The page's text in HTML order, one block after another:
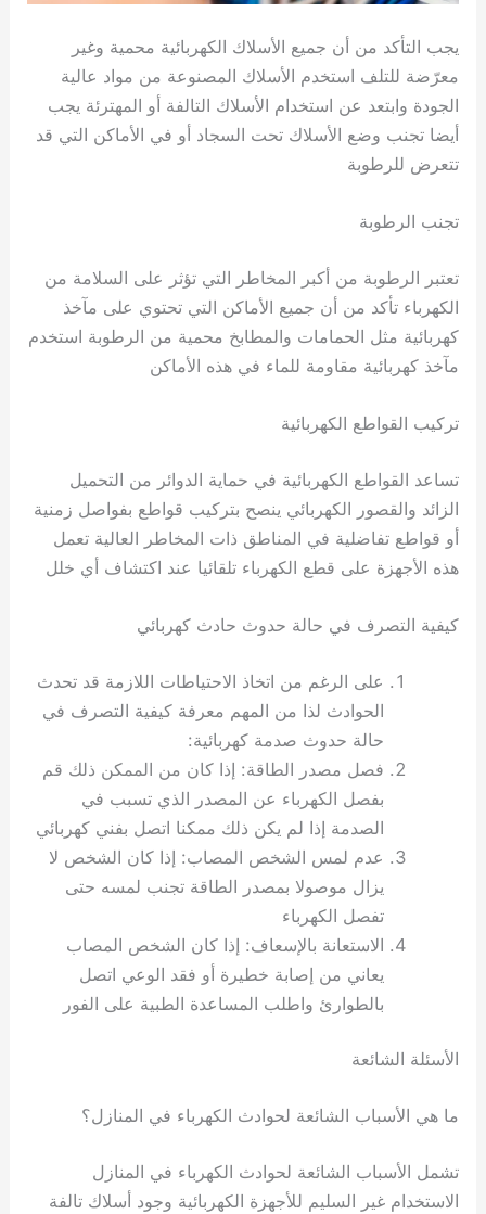
يجب التأكد من أن جميع الأسلاك الكهربائية محمية وغير
معرّضة للتلف استخدم الأسلاك المصنوعة من مواد عالية
الجودة وابتعد عن استخدام الأسلاك التالفة أو المهترئة يجب
أيضا تجنب وضع الأسلاك تحت السجاد أو في الأماكن التي قد
تتعرض للرطوبة
تجنب الرطوبة
تعتبر الرطوبة من أكبر المخاطر التي تؤثر على السلامة من
الكهرباء تأكد من أن جميع الأماكن التي تحتوي على مآخذ
كهربائية مثل الحمامات والمطابخ محمية من الرطوبة استخدم
مآخذ كهربائية مقاومة للماء في هذه الأماكن
تركيب القواطع الكهربائية
تساعد القواطع الكهربائية في حماية الدوائر من التحميل
الزائد والقصور الكهربائي ينصح بتركيب قواطع بفواصل زمنية
أو قواطع تفاضلية في المناطق ذات المخاطر العالية تعمل
هذه الأجهزة على قطع الكهرباء تلقائيا عند اكتشاف أي خلل
كيفية التصرف في حالة حدوث حادث كهربائي
على الرغم من اتخاذ الاحتياطات اللازمة قد تحدث
الحوادث لذا من المهم معرفة كيفية التصرف في
حالة حدوث صدمة كهربائية:
فصل مصدر الطاقة: إذا كان من الممكن ذلك قم
بفصل الكهرباء عن المصدر الذي تسبب في
الصدمة إذا لم يكن ذلك ممكنا اتصل بفني كهربائي
عدم لمس الشخص المصاب: إذا كان الشخص لا
يزال موصولا بمصدر الطاقة تجنب لمسه حتى
تفصل الكهرباء
الاستعانة بالإسعاف: إذا كان الشخص المصاب
يعاني من إصابة خطيرة أو فقد الوعي اتصل
بالطوارئ واطلب المساعدة الطبية على الفور
الأسئلة الشائعة
ما هي الأسباب الشائعة لحوادث الكهرباء في المنازل؟
تشمل الأسباب الشائعة لحوادث الكهرباء في المنازل
الاستخدام غير السليم للأجهزة الكهربائية وجود أسلاك تالفة